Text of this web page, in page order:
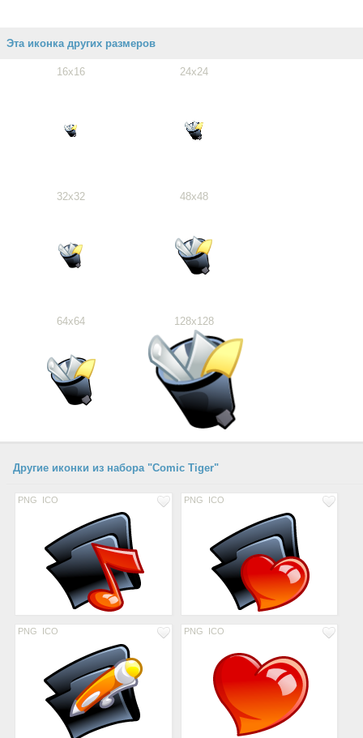
Эта иконка других размеров
16x16 24x24
32x32 48x48
64x64 128x128
Другие иконки из набора "Comic Tiger"
PNG ICO PNG ICO
PNG ICO PNG ICO